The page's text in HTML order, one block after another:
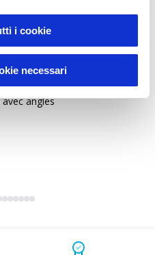
i cookie
necessari
95
angles